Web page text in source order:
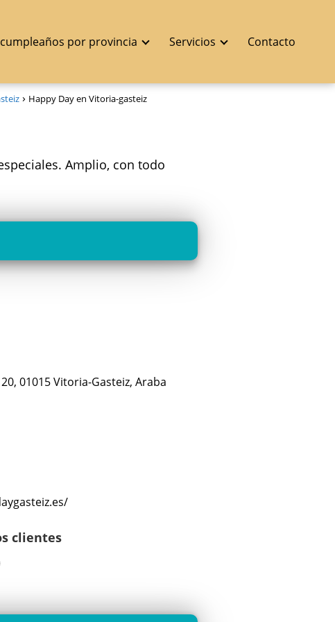
por provincia Servicios Contacto
Happy Day en Vitoria-gasteiz
Amplio, con todo
01015 Vitoria-Gasteiz, Araba
clientes